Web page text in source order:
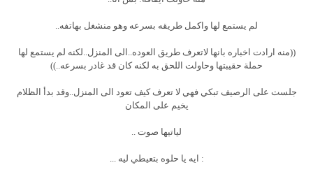
لم يستمع لها واكمل طريقه بسرعه وهو منشغل بهاتفه..
((منه ارادت اخباره بانها لاتعرف طريق العوده..الى المنزل..لكنه لم يستمع لها
حملة حقيبتها وحاولت اللحق به لكنه كان قد غادر بسرعه..))
جلست على الرصيف تبكي فهي لا تعرف كيف تعود الى المنزل..وقد بدأ الظلام
يخيم على المكان
لياتيها صوت ..
: ايه يا حلوه بتعيطي ليه ...